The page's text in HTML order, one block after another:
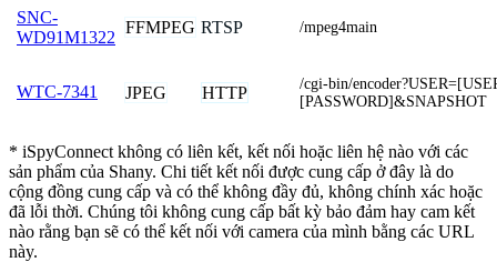
SNC-
WD91M1322
FFMPEG RTSP /mpeg4main
WTC-7341 JPEG HTTP
/cgi-bin/
[PASSWORD]&SNAPSHOT
* iSpyConnect không có liên kết, kết nối hoặc liên hệ nào với các
sản phẩm của Shany. Chi tiết kết nối được cung cấp ở đây là do
cộng đồng cung cấp và có thể không đầy đủ, không chính xác hoặc
đã lỗi thời. Chúng tôi không cung cấp bất kỳ bảo đảm hay cam kết
nào rằng bạn sẽ có thể kết nối với camera của mình bằng các URL
này.